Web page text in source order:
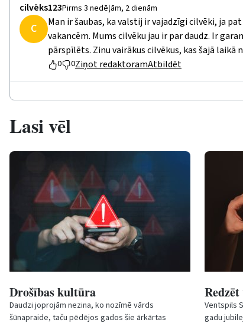
cilvēks123Pirms 3 nedēļām, 2 dienām
C
Man ir šaubas, ka valstij ir vajadzīgi cilvēki, ja
vakancēm. Mums cilvēku jau ir par daudz. Ir
pārspīlēts. Zinu vairākus cilvēkus, kas šajā
0 0Ziņot redaktoramAtbildēt
Lasi vēl
Drošības kultūra
Daudzi joprojām nezina, ko nozīmē vārds
šūnapraide, taču pēdējos gados šie ārkārtas
Ventspils
gadu